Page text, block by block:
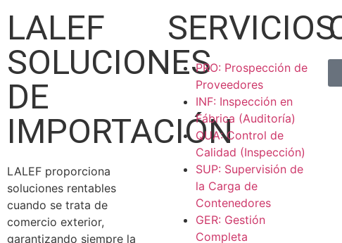
LALEF
SOLUCIONES
DE
IMPORTACIÓN
LALEF proporciona
soluciones rentables
cuando se trata de
comercio exterior,
garantizando siempre la
SERVICIOS
PRO: Prospección de
Proveedores
INF: Inspección en
Fábrica (Auditoría)
QUA: Control de
Calidad (Inspección)
SUP: Supervisión de
la Carga de
Contenedores
GER: Gestión
Completa